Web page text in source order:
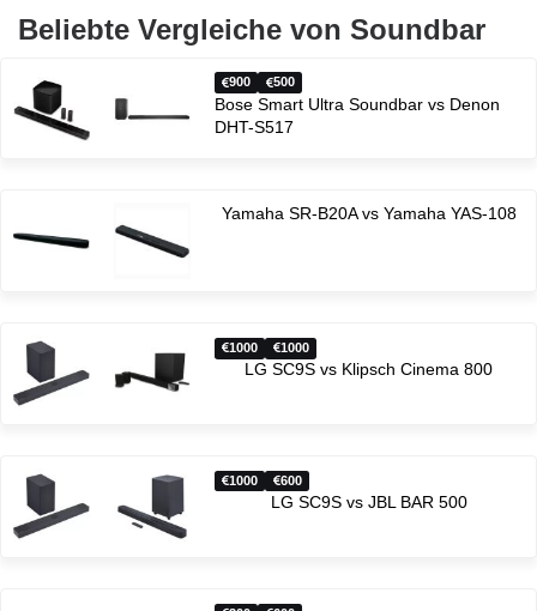
Beliebte Vergleiche von Soundbar
900 500
Bose Smart Ultra Soundbar vs Denon
DHT-S517
Yamaha SR-B20A vs Yamaha YAS-108
1000 1000
LG SC9S vs Klipsch Cinema 800
1000 600
LG SC9S vs JBL BAR 500